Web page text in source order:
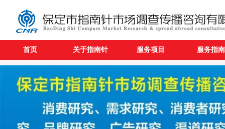
首页 关于指南针 服务项目 服务指南